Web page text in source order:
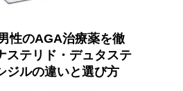
性のAGA治療薬を徹
ステリド・デュタステ
ジルの違いと選び方